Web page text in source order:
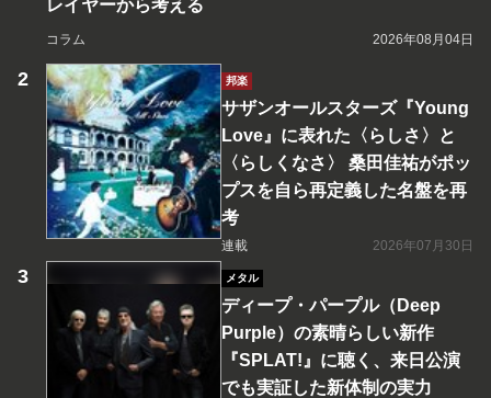
レイヤーから考える
コラム 2026年08月04日
邦楽
サザンオールスターズ『Young
Love』に表れた〈らしさ〉と
〈らしくなさ〉 桑田佳祐がポッ
プスを自ら再定義した名盤を再
考
連載 2026年07月30日
メタル
ディープ・パープル（Deep
Purple）の素晴らしい新作
『SPLAT!』に聴く、来日公演
でも実証した新体制の実力